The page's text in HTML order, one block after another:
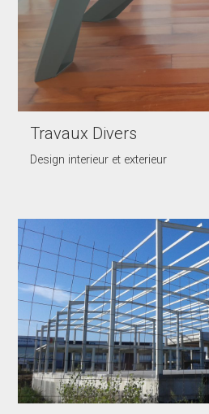
Travaux Divers
Design interieur et exterieur